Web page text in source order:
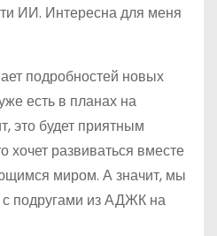
ИИ. Интересна для меня
подробностей новых
есть в планах на
это будет приятным
хочет развиваться вместе
миром. А значит, мы
подругами из АДЖК на